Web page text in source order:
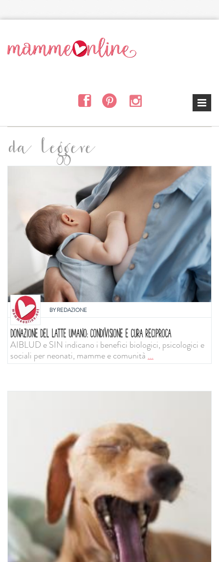
da leggere
BYREDAZIONE
DONAZIONE DEL LATTE UMANO: CONDIVISIONE E CURA RECIPROCA
AIBLUD e SIN indicano i benefici biologici, psicologici e
sociali per neonati, mamme e comunità...